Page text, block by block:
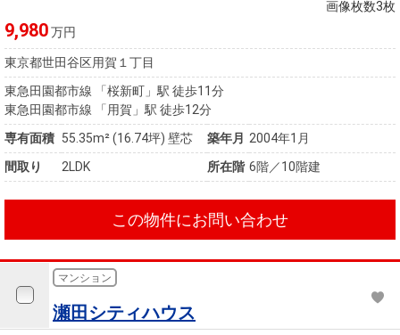
画像枚数3枚
9,980万円
東京都世田谷区用賀１丁目
東急田園都市線 「桜新町」駅 徒歩11分
東急田園都市線 「用賀」駅 徒歩12分
専有面積 55.35m²(16.74坪) 壁芯 築年月 2004年1月
間取り
2LDK 所在階 6階／10階建
この物件にお問い合わせ
マンション
瀬田シティハウス